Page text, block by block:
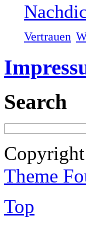
Vertrauen
Search
Theme
Top